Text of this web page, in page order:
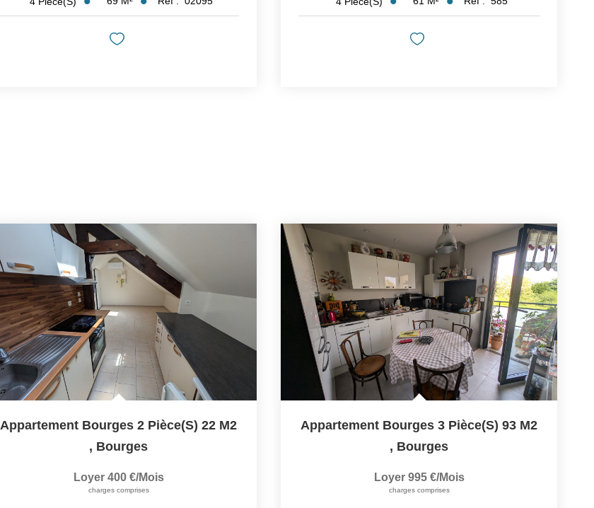
Appartement Bourges 2 Pièce(s) 22 M2
, Bourges
Loyer 400 €/mois
charges comprises
Appartement Bourges 3 Pièce(s) 93 M2
, Bourges
Loyer 995 €/mois
charges comprises